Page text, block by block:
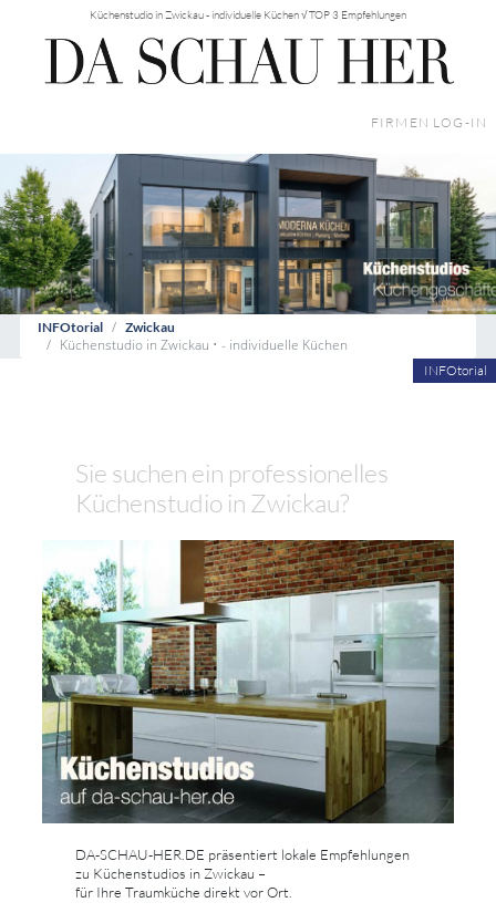
Küchenstudio in Zwickau - individuelle Küchen √ TOP 3 Empfehlungen
FIRMEN LOG-IN
INFOtorial Zwickau
Küchenstudio in Zwickau • - individuelle Küchen
INFOtorial
Sie suchen ein professionelles
Küchenstudio in Zwickau?
DA-SCHAU-HER.DE präsentiert lokale Empfehlungen
zu Küchenstudios in Zwickau –
für Ihre Traumküche direkt vor Ort.